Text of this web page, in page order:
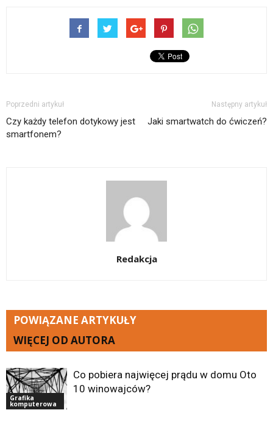
Poprzedni artykuł
Czy każdy telefon dotykowy jest
smartfonem?
Następny artykuł
Jaki smartwatch do ćwiczeń?
Redakcja
POWIĄZANE ARTYKUŁY
WIĘCEJ OD AUTORA
Grafika
komputerowa
Co pobiera najwięcej prądu w domu Oto
10 winowajców?